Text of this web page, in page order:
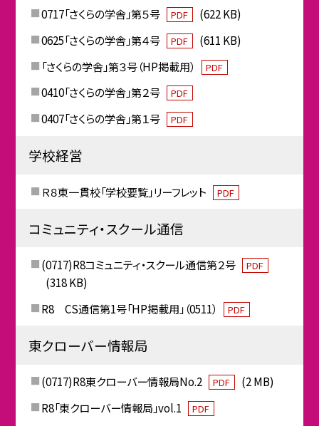
0717「さくらの学舎」第５号 PDF
(622 KB)
0625「さくらの学舎」第４号
PDF
(611 KB)
「さくらの学舎」第３号（HP掲載用）
PDF
0410「さくらの学舎」第２号 PDF
0407「さくらの学舎」第１号 PDF
学校経営
Ｒ８東一貫校「学校要覧」リーフレット PDF
コミュニティ・スクール通信
(0717)R8コミュニティ・スクール通信第２号 PDF
(318 KB)
R8 CS通信第1号「HP掲載用」（0511）
PDF
東クローバー情報局
(0717)R8東クローバー情報局No.2 PDF
(2 MB)
R8「東クローバー情報局」vol.1
PDF